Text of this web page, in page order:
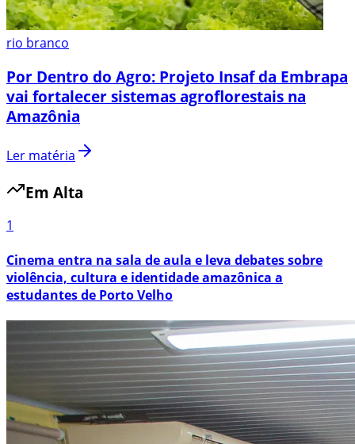
rio branco
Por Dentro do Agro: Projeto Insaf da Embrapa
vai fortalecer sistemas agroflorestais na
Amazônia
Ler matéria
Em Alta
1
Cinema entra na sala de aula e leva debates sobre
violência, cultura e identidade amazônica a
estudantes de Porto Velho